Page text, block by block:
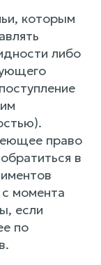
которым
либо
право
в
момента
если
по